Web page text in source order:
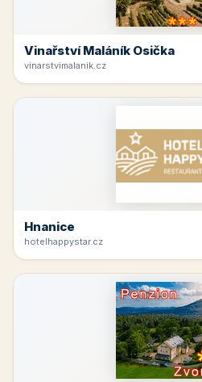
Vinařství Maláník Osička
vinarstvimalanik.cz
Hnanice
hotelhappystar.cz